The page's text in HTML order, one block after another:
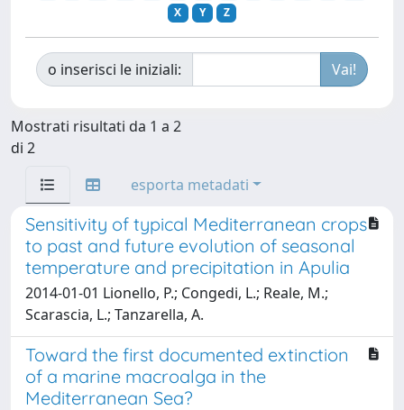
X
Y Z
o inserisci le iniziali:
Mostrati risultati da 1 a 2
di 2
esporta metadati
Sensitivity of typical Mediterranean crops
to past and future evolution of seasonal
temperature and precipitation in Apulia
2014-01-01 Lionello, P.; Congedi, L.; Reale, M.;
Scarascia, L.; Tanzarella, A.
Toward the first documented extinction
of a marine macroalga in the
Mediterranean Sea?